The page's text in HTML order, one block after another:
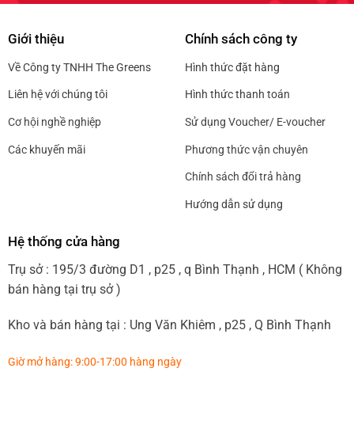
Giới thiệu
Về Công ty TNHH The Greens
Liên hệ với chúng tôi
Cơ hội nghề nghiệp
Các khuyến mãi
Chính sách công ty
Hình thức đặt hàng
Hình thức thanh toán
Sử dụng Voucher/ E-voucher
Phương thức vận chuyên
Chính sách đổi trả hàng
Hướng dẫn sử dụng
Hệ thống cửa hàng
Trụ sở : 195/3 đường D1 , p25 , q Bình Thạnh , HCM ( Không
bán hàng tại trụ sở )
Kho và bán hàng tại : Ung Văn Khiêm , p25 , Q Bình Thạnh
Giờ mở hàng: 9:00-17:00 hàng ngày